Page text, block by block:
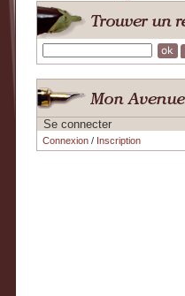
Se connecter
Connexion/ Inscription